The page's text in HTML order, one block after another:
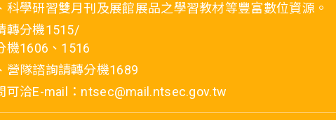
科學研習雙月刊及展館展品之學習教材等豐富數位資源。
轉分機1515/
機1606、1516
營隊諮詢請轉分機1689
可洽E-mail：ntsec@mail.ntsec.gov.tw